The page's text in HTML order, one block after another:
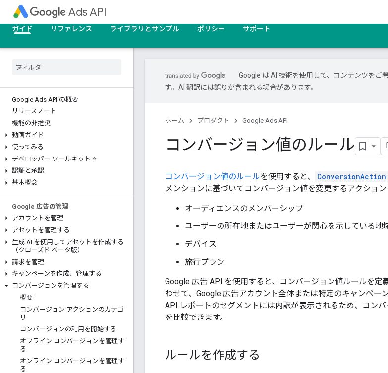
Ads API
ガイド リファレンス ライブラリとサンプル ポリシー サポート
Google Ads API の概要
リリースノート
機能の非推奨
動画ガイド
使ってみる
デベロッパー ツールキット ⭐
認証と承認
基本概念
Google 広告の管理
アカウントを管理
アセットを管理する
生成 AI を使用してアセットを作成する
（クローズド ベータ版）
請求を管理
キャンペーンを作成、管理する
コンバージョンを管理する
概要
コンバージョン アクションのカテゴ
リ
コンバージョンの利用を開始する
オフライン コンバージョンを管理す
る
オンライン コンバージョンを管理す
る
Google は AI 技術を使用して、コンテンツをご
す。AI 翻訳には誤りが含まれる場合があります。
ホーム プロダクト Google Ads API
コンバージョン値のルール
コンバージョン値のルールを使用すると、 ConversionAction
メンションに基づいてコンバージョン値を変更するアクション
オーディエンスのメンバーシップ
ユーザーの所在地またはユーザーが関心を示している地
デバイス
旅行プラン
Google 広告 API を使用すると、コンバージョン値ルールを
わせて、Google 広告アカウント全体または特定のキャンペー
API レポートのセグメントには内訳が表示されるため、コン
を比較できます。
ルールを作成する